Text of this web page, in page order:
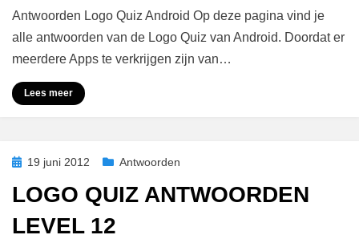
Antwoorden Logo Quiz Android Op deze pagina vind je
alle antwoorden van de Logo Quiz van Android. Doordat er
meerdere Apps te verkrijgen zijn van…
Lees meer
Geplaatst
19 juni 2012 Antwoorden
LOGO QUIZ ANTWOORDEN
LEVEL 12